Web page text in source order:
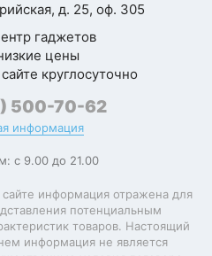
8 (2+6)
Oryon V2 Phoenix L
4320 МГц + Oryon V2
64 бита
Adreno 830
д. 25, оф. 305
гаджетов
цены
круглосуточно
500-70-62
информация
с 9.00 до 21.00
информация отражена для
потенциальным
товаров. Настоящий
информация не является